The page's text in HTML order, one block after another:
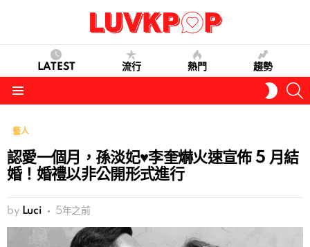
LATEST 流行 熱門 趨勢
SKIN
藝人
認愛一個月，孫淡妃♥李奎爀火速宣佈 5 月結
婚！婚禮以非公開形式進行
by Luci 5年之前